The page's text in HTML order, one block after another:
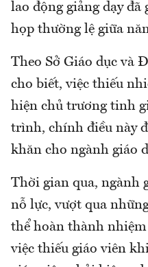
lao động giảng dạy đã
họp thường lệ giữa
Theo Sở Giáo dục và
cho biết, việc thiếu
hiện chủ trương tinh
trình, chính điều này
khăn cho ngành giáo
Thời gian qua, ngành
nỗ lực, vượt qua
thể hoàn thành nhiệm
việc thiếu giáo viên